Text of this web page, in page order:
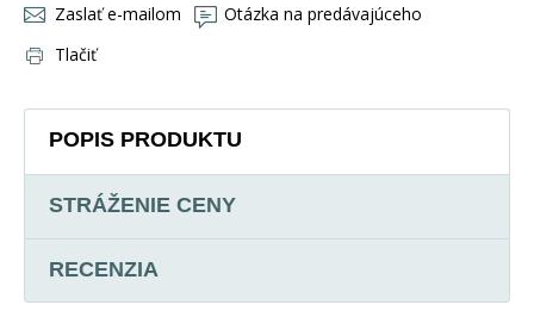
Zaslať e-mailom
Otázka na predávajúceho
Tlačiť
POPIS PRODUKTU
STRÁŽENIE CENY
RECENZIA